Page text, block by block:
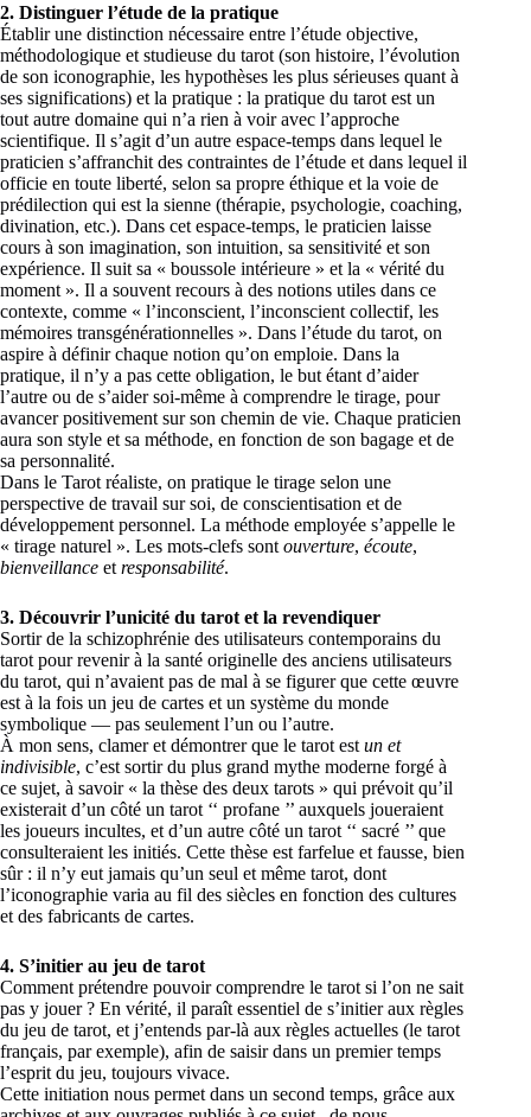
2. Distinguer l’étude de la pratique
Établir une distinction nécessaire entre l’étude objective,
méthodologique et studieuse du tarot (son histoire, l’évolution
de son iconographie, les hypothèses les plus sérieuses quant à
ses significations) et la pratique : la pratique du tarot est un
tout autre domaine qui n’a rien à voir avec l’approche
scientifique. Il s’agit d’un autre espace-temps dans lequel le
praticien s’affranchit des contraintes de l’étude et dans lequel il
officie en toute liberté, selon sa propre éthique et la voie de
prédilection qui est la sienne (thérapie, psychologie, coaching,
divination, etc.). Dans cet espace-temps, le praticien laisse
cours à son imagination, son intuition, sa sensitivité et son
expérience. Il suit sa « boussole intérieure » et la « vérité du
moment ». Il a souvent recours à des notions utiles dans ce
contexte, comme « l’inconscient, l’inconscient collectif, les
mémoires transgénérationnelles ». Dans l’étude du tarot, on
aspire à définir chaque notion qu’on emploie. Dans la
pratique, il n’y a pas cette obligation, le but étant d’aider
l’autre ou de s’aider soi-même à comprendre le tirage, pour
avancer positivement sur son chemin de vie. Chaque praticien
aura son style et sa méthode, en fonction de son bagage et de
sa personnalité.
Dans le Tarot réaliste, on pratique le tirage selon une
perspective de travail sur soi, de conscientisation et de
développement personnel. La méthode employée s’appelle le
« tirage naturel ». Les mots-clefs sont ouverture, écoute,
bienveillance et responsabilité.
3. Découvrir l’unicité du tarot et la revendiquer
Sortir de la schizophrénie des utilisateurs contemporains du
tarot pour revenir à la santé originelle des anciens utilisateurs
du tarot, qui n’avaient pas de mal à se figurer que cette œuvre
est à la fois un jeu de cartes et un système du monde
symbolique — pas seulement l’un ou l’autre.
À mon sens, clamer et démontrer que le tarot est un et
indivisible, c’est sortir du plus grand mythe moderne forgé à
ce sujet, à savoir « la thèse des deux tarots » qui prévoit qu’il
existerait d’un côté un tarot ‘‘ profane ’’ auxquels joueraient
les joueurs incultes, et d’un autre côté un tarot ‘‘ sacré ’’ que
consulteraient les initiés. Cette thèse est farfelue et fausse, bien
sûr : il n’y eut jamais qu’un seul et même tarot, dont
l’iconographie varia au fil des siècles en fonction des cultures
et des fabricants de cartes.
4. S’initier au jeu de tarot
Comment prétendre pouvoir comprendre le tarot si l’on ne sait
pas y jouer ? En vérité, il paraît essentiel de s’initier aux règles
du jeu de tarot, et j’entends par-là aux règles actuelles (le tarot
français, par exemple), afin de saisir dans un premier temps
l’esprit du jeu, toujours vivace.
Cette initiation nous permet dans un second temps, grâce aux